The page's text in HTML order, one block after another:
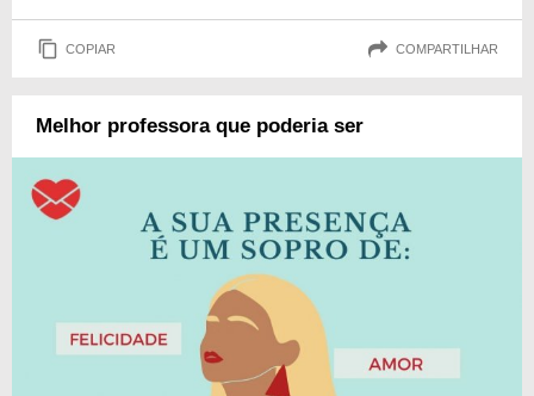
COPIAR COMPARTILHAR
Melhor professora que poderia ser